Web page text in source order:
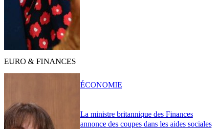
EURO & FINANCES
La ministre britannique des Finances
annonce des coupes dans les aides sociales
ÉCONOMIE